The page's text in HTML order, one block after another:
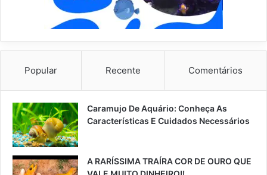
Popular Recente Comentários
Caramujo De Aquário: Conheça As
Características E Cuidados Necessários
A RARÍSSIMA TRAÍRA COR DE OURO QUE